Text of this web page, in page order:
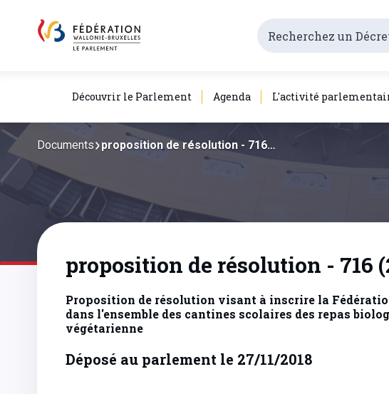
Découvrir le Parlement Agenda L'activité
Documents proposition de résolution - 716…
proposition de résolution - 716
Proposition de résolution visant à inscrire la
dans l'ensemble des cantines scolaires des repas
végétarienne
Déposé au parlement le 27/11/2018